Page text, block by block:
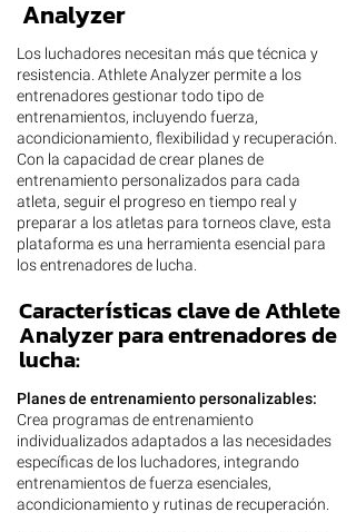
Analyzer
Los luchadores necesitan más que técnica y
resistencia. Athlete Analyzer permite a los
entrenadores gestionar todo tipo de
entrenamientos, incluyendo fuerza,
acondicionamiento, flexibilidad y recuperación.
Con la capacidad de crear planes de
entrenamiento personalizados para cada
atleta, seguir el progreso en tiempo real y
preparar a los atletas para torneos clave, esta
plataforma es una herramienta esencial para
los entrenadores de lucha.
Características clave de Athlete
Analyzer para entrenadores de
lucha:
Planes de entrenamiento personalizables:
Crea programas de entrenamiento
individualizados adaptados a las necesidades
específicas de los luchadores, integrando
entrenamientos de fuerza esenciales,
acondicionamiento y rutinas de recuperación.